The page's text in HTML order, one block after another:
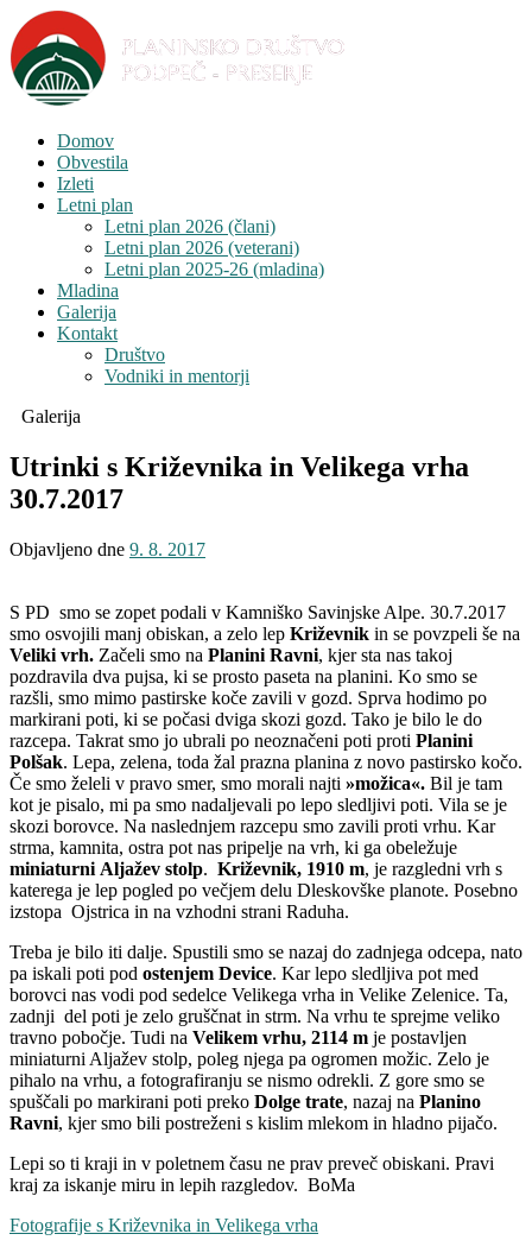
Domov
Obvestila
Izleti
Letni plan
Letni plan 2026 (člani)
Letni plan 2026 (veterani)
Letni plan 2025-26 (mladina)
Mladina
Galerija
Kontakt
Društvo
Vodniki in mentorji
Galerija
Utrinki s Križevnika in Velikega vrha
30.7.2017
Objavljeno dne 9. 8. 2017
S PD smo se zopet podali v Kamniško Savinjske Alpe. 30.7.2017
smo osvojili manj obiskan, a zelo lep Križevnik in se povzpeli še na
Veliki vrh. Začeli smo na Planini Ravni, kjer sta nas takoj
pozdravila dva pujsa, ki se prosto paseta na planini. Ko smo se
razšli, smo mimo pastirske koče zavili v gozd. Sprva hodimo po
markirani poti, ki se počasi dviga skozi gozd. Tako je bilo le do
razcepa. Takrat smo jo ubrali po neoznačeni poti proti Planini
Polšak. Lepa, zelena, toda žal prazna planina z novo pastirsko kočo.
Če smo želeli v pravo smer, smo morali najti »možica«. Bil je tam
kot je pisalo, mi pa smo nadaljevali po lepo sledljivi poti. Vila se je
skozi borovce. Na naslednjem razcepu smo zavili proti vrhu. Kar
strma, kamnita, ostra pot nas pripelje na vrh, ki ga obeležuje
miniaturni Aljažev stolp. Križevnik, 1910 m, je razgledni vrh s
katerega je lep pogled po večjem delu Dleskovške planote. Posebno
izstopa Ojstrica in na vzhodni strani Raduha.
Treba je bilo iti dalje. Spustili smo se nazaj do zadnjega odcepa, nato
pa iskali poti pod ostenjem Device. Kar lepo sledljiva pot med
borovci nas vodi pod sedelce Velikega vrha in Velike Zelenice. Ta,
zadnji del poti je zelo gruščnat in strm. Na vrhu te sprejme veliko
travno pobočje. Tudi na Velikem vrhu, 2114 m je postavljen
miniaturni Aljažev stolp, poleg njega pa ogromen možic. Zelo je
pihalo na vrhu, a fotografiranju se nismo odrekli. Z gore smo se
spuščali po markirani poti preko Dolge trate, nazaj na Planino
Ravni, kjer smo bili postreženi s kislim mlekom in hladno pijačo.
Lepi so ti kraji in v poletnem času ne prav preveč obiskani. Pravi
kraj za iskanje miru in lepih razgledov. BoMa
Fotografije s Križevnika in Velikega vrha